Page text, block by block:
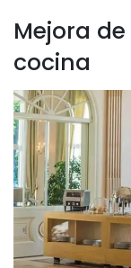
Mejora
cocina